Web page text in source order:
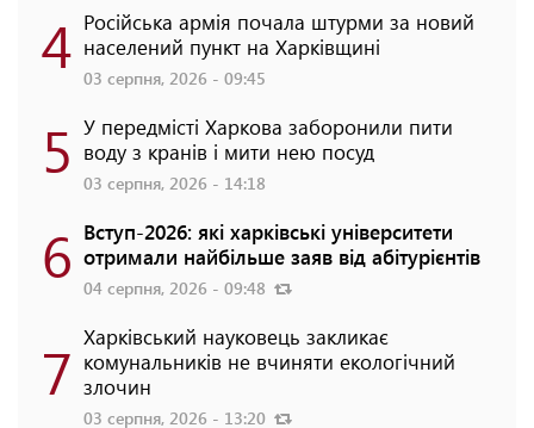
4 Російська армія почала штурми за новий
населений пункт на Харківщині
03 серпня, 2026 - 09:45
5 У передмісті Харкова заборонили пити
воду з кранів і мити нею посуд
03 серпня, 2026 - 14:18
6 Вступ-2026: які харківські університети
отримали найбільше заяв від абітурієнтів
04 серпня, 2026 - 09:48
7 Харківський науковець закликає
комунальників не вчиняти екологічний
злочин
03 серпня, 2026 - 13:20